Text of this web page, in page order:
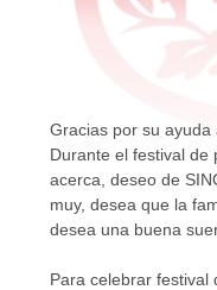
CONTROL
CALIDAD
ÉNTRENOS
Gracias por su ayuda
Durante el festival de
acerca, deseo de
muy, desea que la
desea una buena
Para celebrar festival